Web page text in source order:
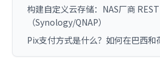
构建自定义云存储：NAS厂商
（Synology/QNAP）
Pix支付方式是什么？如何在巴西和